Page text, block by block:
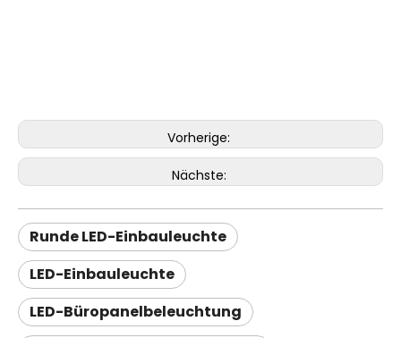
Vorherige:
Nächste:
Runde LED-Einbauleuchte
LED-Einbauleuchte
LED-Büropanelbeleuchtung